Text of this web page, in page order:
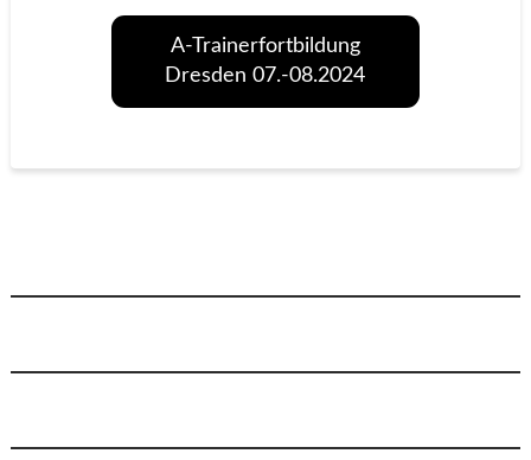
A-Trainerfortbildung
Dresden 07.-08.2024